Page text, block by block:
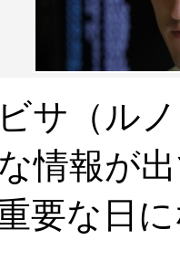
サ（ル
情報が
要な日